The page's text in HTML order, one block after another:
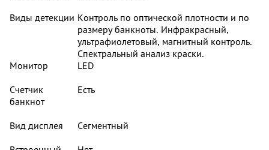
Виды детекции Контроль по оптической плотности и по
размеру банкноты. Инфракрасный,
ультрафиолетовый, магнитный контроль.
Спектральный анализ краски.
Монитор
LED
Счетчик
банкнот
Есть
Вид дисплея
Сегментный